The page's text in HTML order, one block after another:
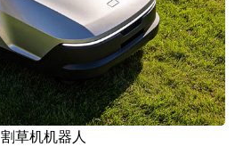
割草机机器人